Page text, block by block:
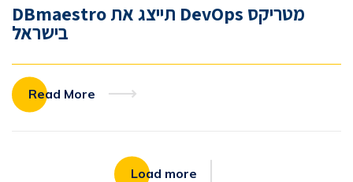
מטריקס DevOps תייצג את DBmaestro
בישראל
Read More
Load more